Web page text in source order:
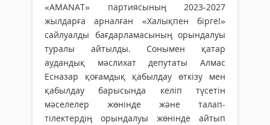
«AMANAT» партиясының 2023-2027
жылдарға арналған «Халықпен бірге!»
сайлуалды бағдарламасының орындалуы
туралы айтылды. Сонымен қатар
аудандық мәслихат депутаты Алмас
Есназар қоғамдық қабылдау өткізу мен
қабылдау барысында келіп түсетін
мәселелер жөнінде және талап-
тілектердің орындалуы жөнінде айтып